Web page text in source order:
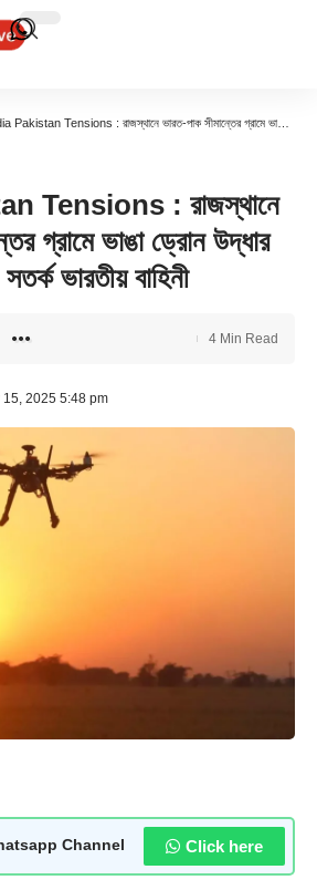
Tensions : রাজস্থানে ভারত-পাক সীমান্তের গ্রামে ভাঙা ড্রোন উদ্ধার ঘিরে উত্তেজনা ! সতর্ক ভারতীয় বাহিনী
Tensions : রাজস্থানে
গ্রামে ভাঙা ড্রোন উদ্ধার
ভারতীয় বাহিনী
2025 5:48 pm
4 Min Read
Channel Click here